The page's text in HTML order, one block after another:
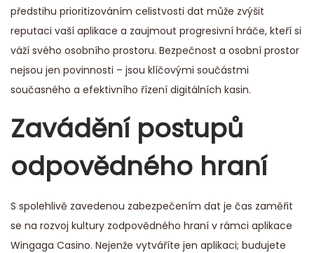
předstihu prioritizováním celistvosti dat může zvýšit
reputaci vaší aplikace a zaujmout progresivní hráče, kteří si
váží svého osobního prostoru. Bezpečnost a osobní prostor
nejsou jen povinnosti – jsou klíčovými součástmi
současného a efektivního řízení digitálních kasin.
Zavádění postupů
odpovědného hraní
S spolehlivě zavedenou zabezpečením dat je čas zaměřit
se na rozvoj kultury zodpovědného hraní v rámci aplikace
Wingaga Casino. Nejenže vytváříte jen aplikaci; budujete